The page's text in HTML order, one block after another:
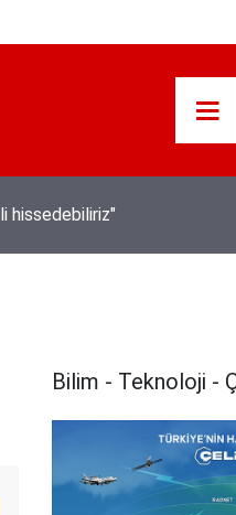
Bilim - Teknoloji -